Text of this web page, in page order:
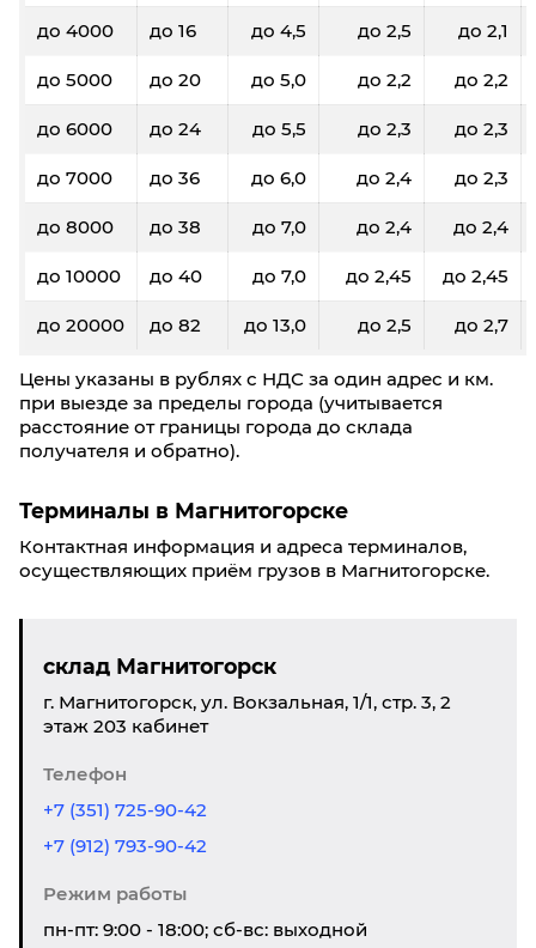
до 4000 до 16 до 4,5 до 2,5 до 2,1
до 5000 до 20 до 5,0 до 2,2 до 2,2
до 6000 до 24 до 5,5 до 2,3 до 2,3
до 7000 до 36 до 6,0 до 2,4 до 2,3
до 8000 до 38 до 7,0 до 2,4 до 2,4
до 10000 до 40 до 7,0 до 2,45 до 2,45
до 20000 до 82 до 13,0 до 2,5 до 2,7
Цены указаны в рублях с НДС за один адрес и км.
при выезде за пределы города (учитывается
расстояние от границы города до склада
получателя и обратно).
Терминалы в Магнитогорске
Контактная информация и адреса терминалов,
осуществляющих приём грузов в Магнитогорске.
склад Магнитогорск
г. Магнитогорск, ул. Вокзальная, 1/1, стр. 3, 2
этаж 203 кабинет
Телефон
+7 (351) 725-90-42
+7 (912) 793-90-42
Режим работы
пн-пт: 9:00 - 18:00; сб-вс: выходной